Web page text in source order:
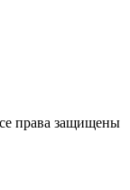
права защищены